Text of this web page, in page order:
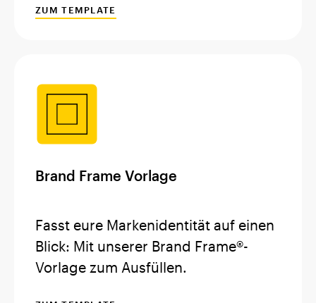
ZUM TEMPLATE
Brand Frame Vorlage
Fasst eure Markenidentität auf einen
Blick: Mit unserer Brand Frame®-
Vorlage zum Ausfüllen.